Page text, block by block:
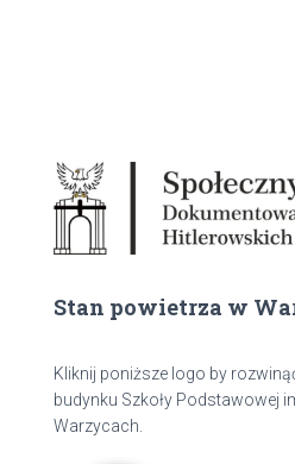
Stan powietrza w
Kliknij poniższe logo by
budynku Szkoły Podstawowej
Warzycach.